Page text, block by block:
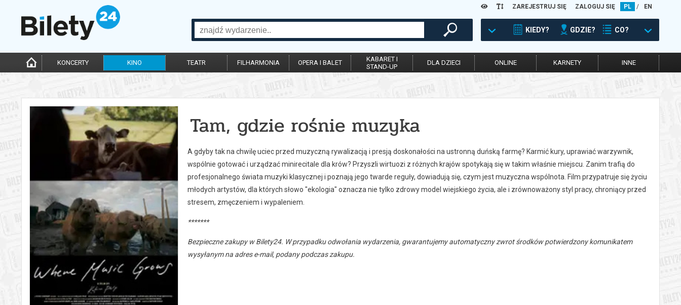
ZAREJESTRUJ SIĘ ZALOGUJ SIĘ PL / EN
KIEDY? GDZIE? CO?
KONCERTY KINO TEATR FILHARMONIA OPERA I BALET
KABARET I
STAND-UP
DLA DZIECI ONLINE KARNETY INNE
Tam, gdzie rośnie muzyka
A gdyby tak na chwilę uciec przed muzyczną rywalizacją i presją doskonałości na ustronną duńską farmę? Karmić kury, uprawiać warzywnik,
wspólnie gotować i urządzać minirecitale dla krów? Przyszli wirtuozi z różnych krajów spotykają się w takim właśnie miejscu. Zanim trafią do
profesjonalnego świata muzyki klasycznej i poznają jego twarde reguły, dowiadują się, czym jest muzyczna wspólnota. Film przypatruje się życiu
młodych artystów, dla których słowo "ekologia" oznacza nie tylko zdrowy model wiejskiego życia, ale i zrównoważony styl pracy, chroniący przed
stresem, zmęczeniem i wypaleniem.
*******
Bezpieczne zakupy w Bilety24. W przypadku odwołania wydarzenia, gwarantujemy automatyczny zwrot środków potwierdzony komunikatem
wysyłanym na adres e-mail, podany podczas zakupu.